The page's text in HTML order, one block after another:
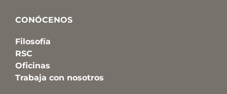
CONÓCENOS
Filosofía
RSC
Oficinas
Trabaja con nosotros